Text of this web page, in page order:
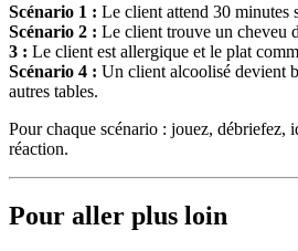
Scénario 1 : Le client attend 30 minutes
Scénario 2 : Le client trouve un cheveu
3 : Le client est allergique et le plat
Scénario 4 : Un client alcoolisé devient
autres tables.
Pour chaque scénario : jouez, débriefez,
réaction.
Pour aller plus loin